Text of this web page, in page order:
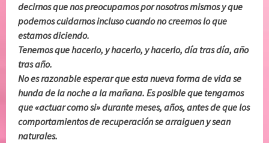
decirnos que nos preocupamos por nosotros mismos y que
podemos cuidarnos incluso cuando no creemos lo que
estamos diciendo.
Tenemos que hacerlo, y hacerlo, y hacerlo, día tras día, año
tras año.
No es razonable esperar que esta nueva forma de vida se
hunda de la noche a la mañana. Es posible que tengamos
que «actuar como si» durante meses, años, antes de que los
comportamientos de recuperación se arraiguen y sean
naturales.